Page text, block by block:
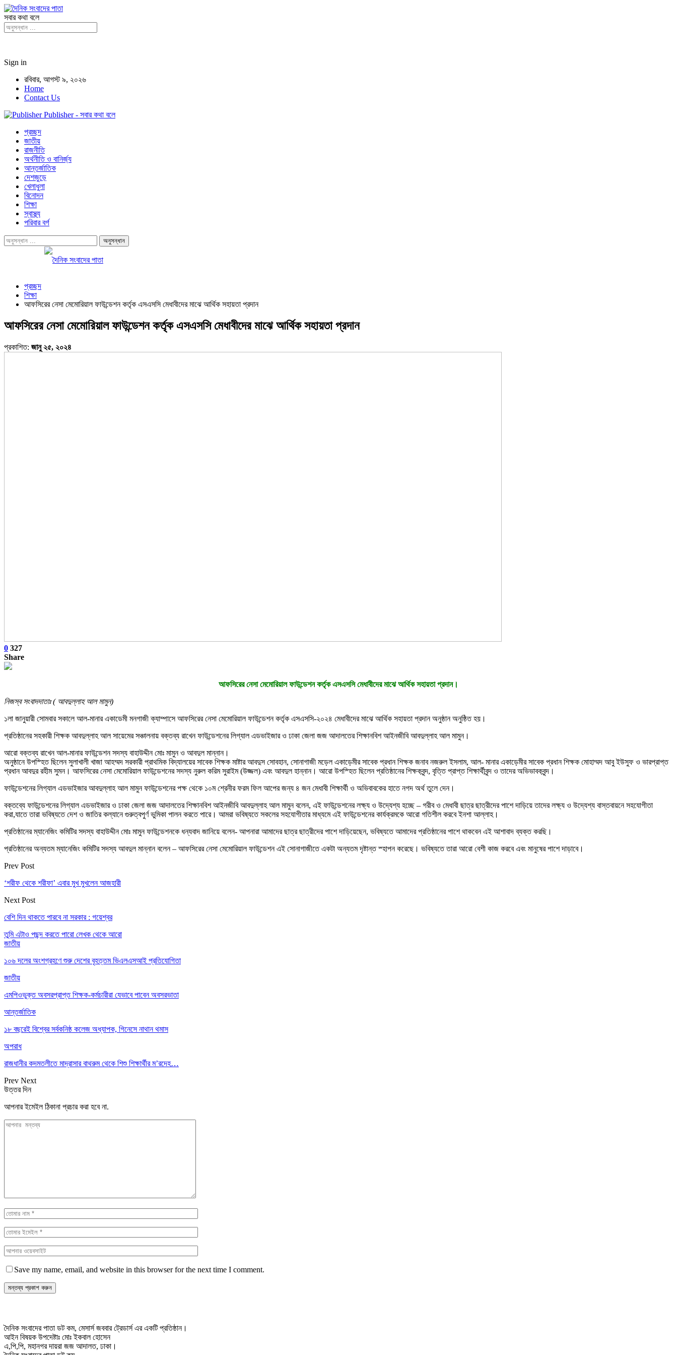
সবার কথা বলে
Sign in
রবিবার, আগস্ট ৯, ২০২৬
Home
Contact Us
Publisher - সবার কথা বলে
প্রচ্ছদ
জাতীয়
রাজনীতি
অর্থনীতি ও বানির্জ্য
আন্তর্জাতিক
দেশজুড়ে
খেলাধুলা
বিনোদন
শিক্ষা
স্বাস্থ্য
পরিবার বর্গ
প্রচ্ছদ
শিক্ষা
আফসিরের নেসা মেমোরিয়াল ফাউন্ডেশন কর্তৃক এসএসসি মেধাবীদের মাঝে আর্থিক সহায়তা প্রদান
আফসিরের নেসা মেমোরিয়াল ফাউন্ডেশন কর্তৃক এসএসসি মেধাবীদের মাঝে আর্থিক সহায়তা প্রদান
প্রকাশিত: জানু ২৫, ২০২৪
0 327
Share
আফসিরের নেসা মেমোরিয়াল ফাউন্ডেশন কর্তৃক এসএসসি মেধাবীদের মাঝে আর্থিক সহায়তা প্রদান।
নিজস্ব সংবাদদাতাঃ ( আবদুল্লাহ আল মামুন)
১লা জানুয়ারী সোমবার সকালে আল-মানার একাডেমী মনগাজী ক্যাম্পাসে আফসিরের নেসা মেমোরিয়াল ফাউন্ডেশন কর্তৃক এসএসসি-২০২৪ মেধাবীদের মাঝে আর্থিক সহায়তা প্রদান অনুষ্ঠান অনুষ্ঠিত হয়।
প্রতিষ্ঠানের সহকারী শিক্ষক আবদুল্লাহ আল সায়েমের সঞ্চালনায় বক্তব্য রাখেন ফাউন্ডেশনের লিগ্যাল এডভাইজার ও ঢাকা জেলা জজ আদালতের শিক্ষানবিশ আইনজীবি আবদুল্লাহ আল মামুন।
আরো বক্তব্য রাখেন আল-মানার ফাউন্ডেশন সদস্য বাহাউদ্দীন মোঃ মামুন ও আবদুল মান্নান।
অনুষ্ঠানে উপস্হিত ছিলেন সুলাখালী খাজা আহম্মদ সরকারী প্রাথমিক বিদ্যালয়ের সাবেক শিক্ষক মাষ্টার আবদুস সোবহান, সোনাগাজী মড়েল একাড়েমীর সাবেক প্রধান শিক্ষক জনাব নজরুল ইসলাম, আল- মানার একাড়েমীর সাবেক প্রধান শিক্ষক মোহাম্মদ আবু ইউসুফ ও ভারপ্রাপ্ত
প্রধান আবদুর রহীম সুমন। আফসিরের নেসা মেমোরিয়াল ফাউন্ডেশনের সদস্য নুরুল করিম সুরাইম (উজ্জল) এবং আবদুল হান্নান। আরো উপস্হিত ছিলেন প্রতিষ্ঠানের শিক্ষকবৃন্দ, বৃত্তি প্রাপ্ত শিক্ষার্থীবৃন্দ ও তাদের অভিভাবকবৃন্দ।
ফাউন্ডেশনের লিগ্যাল এডভাইজার আবদুল্লাহ আল মামুন ফাউন্ডেশনের পক্ষ থেকে ১০ম শ্রেনীর ফরম ফিল আপের জন্য ৪ জন মেধাবী শিক্ষার্থী ও অভিবাবকের হাতে নগদ অর্থ তুলে দেন।
বক্তব্যে ফাউন্ডেশনের লিগ্যাল এডভাইজার ও ঢাকা জেলা জজ আদালতের শিক্ষানবিশ আইনজীবি আবদুল্লাহ আল মামুন বলেন, এই ফাউন্ডেশনের লক্ষ্য ও উদ্যেশ্য হচ্ছে – গরীব ও মেধাবী ছাত্র ছাত্রীদের পাশে দাড়িয়ে তাদের লক্ষ্য ও উদ্যেশ্য বাস্তবায়নে সহযোগীতা
করা,যাতে তারা ভবিষ্যতে দেশ ও জাতির কল্যানে গুরুত্বপুর্ণ ভুমিকা পালন করতে পারে। আমরা ভবিষ্যতে সকলের সহযোগীতার মাধ্যমে এই ফাউন্ডেশনের কার্যক্রমকে আরো গতিশীল করবে ইনশা আল্লাহ।
প্রতিষ্ঠানের ম্যানেজিং কমিটির সদস্য বাহাউদ্দীন মোঃ মামুন ফাউন্ডেশনকে ধন্যবাদ জানিয়ে বলেন- আপনারা আমাদের ছাত্র ছাত্রীদের পাশে দাড়িয়েছেন, ভবিষ্যতে আমাদের প্রতিষ্ঠানের পাশে থাকবেন এই আশাবাদ ব্যক্ত করছি।
প্রতিষ্ঠানের অন্যতম ম্যানেজিং কমিটির সদস্য আবদুল মান্নান বলেন – আফসিরের নেসা মেমোরিয়াল ফাউন্ডেশন এই সোনাগাজীতে একটা অন্যতম দৃষ্টান্ত স্হাপন করেছে। ভবিষ্যতে তারা আরো বেশী কাজ করবে এবং মানুষের পাশে দাড়াবে।
Prev Post
‘শরীফ থেকে শরীফা’ এবার মুখ মুখলেন আজহারী
Next Post
বেশি দিন থাকতে পারবে না সরকার : গয়েশ্বর
তুমি এটাও পছন্দ করতে পারো লেখক থেকে আরো
জাতীয়
১০৬ দলের অংশগ্রহণে শুরু দেশের বৃহত্তম ভিএলএসআই প্রতিযোগিতা
জাতীয়
এমপিওভুক্ত অবসরপ্রাপ্ত শিক্ষক-কর্মচারীরা যেভাবে পাবেন অবসরভাতা
আন্তর্জাতিক
১৮ বছরেই বিশ্বের সর্বকনিষ্ঠ কলেজ অধ্যাপক, গিনেসে নাথান থমাস
অপরাধ
রাজধানীর কদমতলীতে মাদ্রাসার বাথরুম থেকে শিশু শিক্ষার্থীর ম’রদেহ…
Prev Next
উত্তর দিন
আপনার ইমেইল ঠিকানা প্রচার করা হবে না.
Save my name, email, and website in this browser for the next time I comment.
দৈনিক সংবাদের পাতা ডট কম, মেসার্স জববার ট্রেডার্স এর একটি প্রতিষ্ঠান।
আইন বিষয়ক উপদেষ্টাঃ মোঃ ইকবাল হোসেন
এ,পি,পি, মহানগর দায়রা জজ আদালত, ঢাকা।